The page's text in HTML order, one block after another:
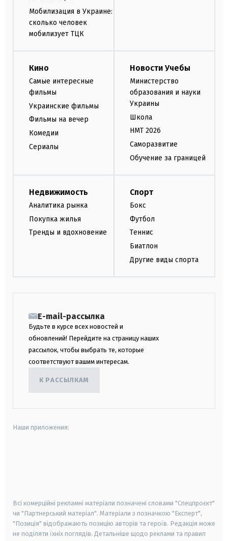
Мобилизация в Украине:
сколько человек
мобилизует ТЦК
Кино
Самые интересные
фильмы
Украинские фильмы
Фильмы на вечер
Комедии
Сериалы
Новости Учебы
Министерство
образования и науки
Украины
Школа
НМТ 2026
Саморазвитие
Обучение за границей
Недвижимость
Аналитика рынка
Покупка жилья
Тренды и вдохновение
Спорт
Бокс
Футбол
Теннис
Биатлон
Другие виды спорта
E-mail-рассылка
Будьте в курсе всех новостей и
обновлений! Перейдите на страницу наших
рассылок, чтобы выбрать те, которые
соответствуют вашим интересам.
К РАССЫЛКАМ
Наши приложения:
Всі комерційні рекламні матеріали позначені словами "Спецпроєкт"
чи "Партнерський матеріал". Матеріали з позначкою "Експерт",
"Позиція" відображають позицію авторів та героїв. Редакція може
не поділяти їхніх поглядів. Детальніше щодо реклами та правил